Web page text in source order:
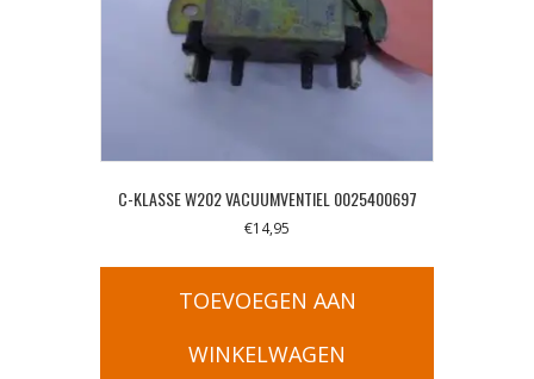
C-KLASSE W202 VACUUMVENTIEL 0025400697
€14,95
TOEVOEGEN AAN
WINKELWAGEN